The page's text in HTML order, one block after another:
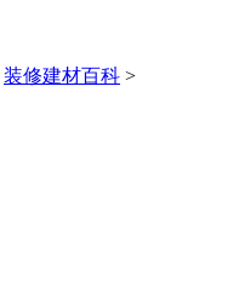
装修建材百科 >